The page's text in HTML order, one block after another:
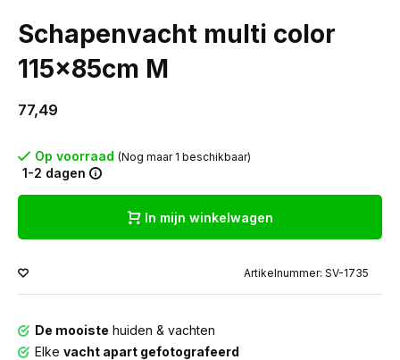
Schapenvacht multi color
115x85cm M
77,49
Op voorraad (Nog maar 1 beschikbaar)
1-2 dagen
In mijn winkelwagen
Artikelnummer: SV-1735
De mooiste huiden & vachten
Elke vacht apart gefotografeerd